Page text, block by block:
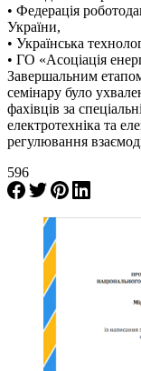
• Федерація
України,
• Українська
• ГО «Асоціація
Завершальним
семінару було
фахівців за
електротехніка та
регулювання
596